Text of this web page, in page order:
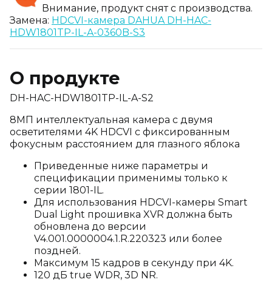
Внимание, продукт снят с производства.
Замена: HDCVI-камера DAHUA DH-HAC-
HDW1801TP-IL-A-0360B-S3
О продукте
DH-HAC-HDW1801TP-IL-A-S2
8МП интеллектуальная камера с двумя
осветителями 4K HDCVI с фиксированным
фокусным расстоянием для глазного яблока
Приведенные ниже параметры и
спецификации применимы только к
серии 1801-IL.
Для использования HDCVI-камеры Smart
Dual Light прошивка XVR должна быть
обновлена до версии
V4.001.0000004.1.R.220323 или более
поздней.
Максимум 15 кадров в секунду при 4K.
120 дБ true WDR, 3D NR.